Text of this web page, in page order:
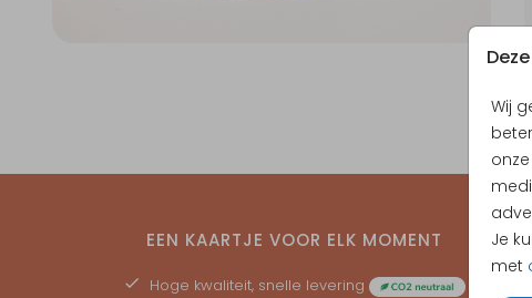
Wij
Je
met
EEN KAARTJE VOOR ELK MOMENT
Hoge kwaliteit, snelle levering